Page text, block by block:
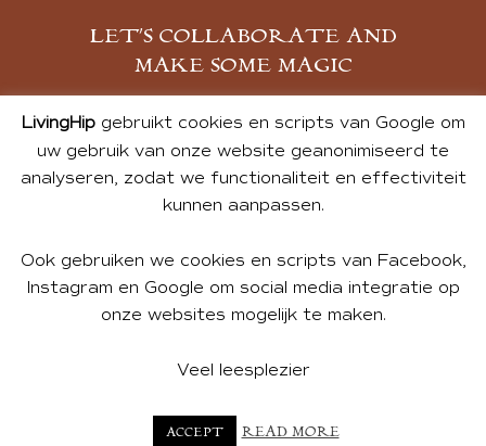
LET’S COLLABORATE AND
MAKE SOME MAGIC
MELD JE AAN
BUREAU 74
LivingHipgebruikt cookies en scripts van Google om
uw gebruik van onze website geanonimiseerd te
analyseren, zodat we functionaliteit en effectiviteit
kunnen aanpassen.
Ook gebruiken we cookies en scripts van Facebook,
Instagram en Google om social media integratie op
onze websites mogelijk te maken.
Veel leesplezier
ACCEPT READ MORE